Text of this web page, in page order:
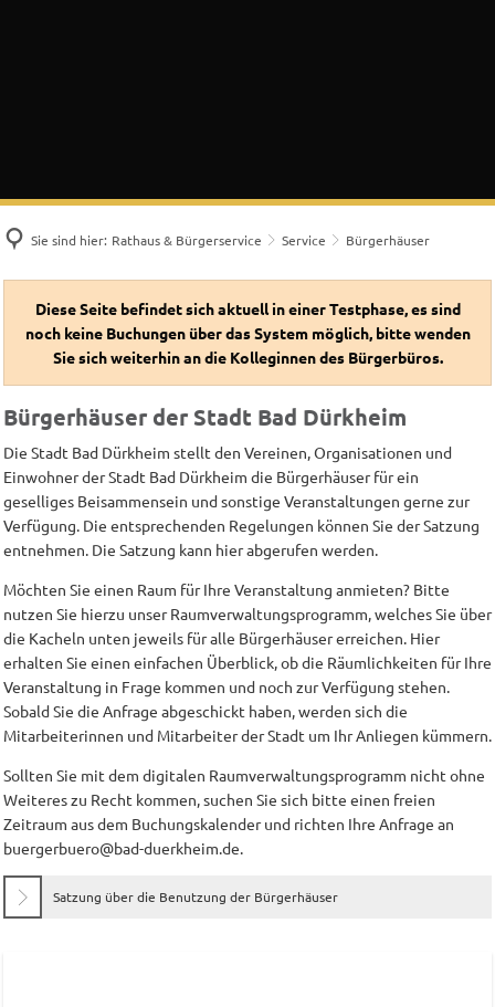
Sie sind hier: Rathaus & Bürgerservice Service Bürgerhäuser
Diese Seite befindet sich aktuell in einer Testphase, es sind
noch keine Buchungen über das System möglich, bitte wenden
Sie sich weiterhin an die Kolleginnen des Bürgerbüros.
Bürgerhäuser der Stadt Bad Dürkheim
Die Stadt Bad Dürkheim stellt den Vereinen, Organisationen und
Einwohner der Stadt Bad Dürkheim die Bürgerhäuser für ein
geselliges Beisammensein und sonstige Veranstaltungen gerne zur
Verfügung. Die entsprechenden Regelungen können Sie der Satzung
entnehmen. Die Satzung kann hier abgerufen werden.
Möchten Sie einen Raum für Ihre Veranstaltung anmieten? Bitte
nutzen Sie hierzu unser Raumverwaltungsprogramm, welches Sie über
die Kacheln unten jeweils für alle Bürgerhäuser erreichen. Hier
erhalten Sie einen einfachen Überblick, ob die Räumlichkeiten für Ihre
Veranstaltung in Frage kommen und noch zur Verfügung stehen.
Sobald Sie die Anfrage abgeschickt haben, werden sich die
Mitarbeiterinnen und Mitarbeiter der Stadt um Ihr Anliegen kümmern.
Sollten Sie mit dem digitalen Raumverwaltungsprogramm nicht ohne
Weiteres zu Recht kommen, suchen Sie sich bitte einen freien
Zeitraum aus dem Buchungskalender und richten Ihre Anfrage an
buergerbuero@bad-duerkheim.de.
Satzung über die Benutzung der Bürgerhäuser